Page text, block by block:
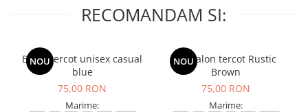
RECOMANDAM SI:
NOU
Bluza tercot unisex casual
blue
75,00 RON
Marime:
NOU
Pantalon tercot Rustic
Brown
75,00 RON
Marime: